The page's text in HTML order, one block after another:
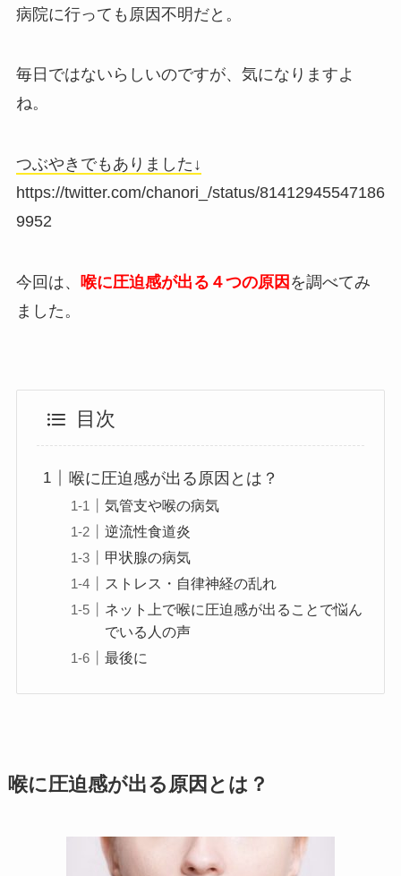
病院に行っても原因不明だと。
毎日ではないらしいのですが、気になりますよ
ね。
つぶやきでもありました↓
https://twitter.com/chanori_/status/81412945547186
9952
今回は、 喉に圧迫感が出る４つの原因 を調べてみ
ました。
目次
喉に圧迫感が出る原因とは？
気管支や喉の病気
逆流性食道炎
甲状腺の病気
ストレス・自律神経の乱れ
ネット上で喉に圧迫感が出ることで悩ん
でいる人の声
最後に
喉に圧迫感が出る原因とは？